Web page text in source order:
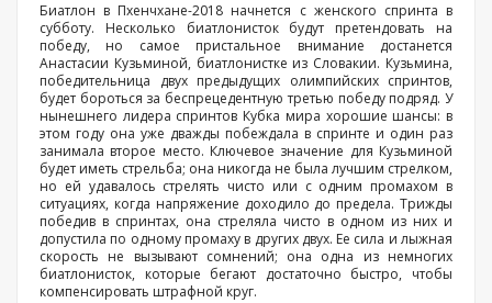
Биатлон в Пхенчхане-2018 начнется с женского спринта в
субботу. Несколько биатлонисток будут претендовать на
победу, но самое пристальное внимание достанется
Анастасии Кузьминой, биатлонистке из Словакии. Кузьмина,
победительница двух предыдущих олимпийских спринтов,
будет бороться за беспрецедентную третью победу подряд. У
нынешнего лидера спринтов Кубка мира хорошие шансы: в
этом году она уже дважды побеждала в спринте и один раз
занимала второе место. Ключевое значение для Кузьминой
будет иметь стрельба; она никогда не была лучшим стрелком,
но ей удавалось стрелять чисто или с одним промахом в
ситуациях, когда напряжение доходило до предела. Трижды
победив в спринтах, она стреляла чисто в одном из них и
допустила по одному промаху в других двух. Ее сила и лыжная
скорость не вызывают сомнений; она одна из немногих
биатлонисток, которые бегают достаточно быстро, чтобы
компенсировать штрафной круг.